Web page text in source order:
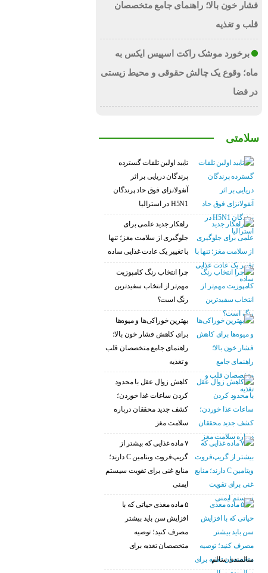
فشار خون بالا؛ راهنمای جامع متخصصان
قلب و تغذیه
برخورد موشک راکت اسپیس ایکس به
ماه؛ وقوع یک چالش حقوقی و محیط زیستی
در فضا
سلامتی
تایید اولین تلفات گسترده
پرندگان دریایی بر اثر
آنفولانزای فوق حاد پرندگان
H5N1 در استرالیا
راهکار جدید علمی برای
جلوگیری از سلامت مغز؛ تنها
با تغییر یک عادت غذایی ساده
چرا انتخاب رنگ کامپوزیت
مهم‌تر از انتخاب سفیدترین
رنگ است؟
بهترین خوراکی‌ها و میوه‌ها
برای کاهش فشار خون بالا؛
راهنمای جامع متخصصان قلب
و تغذیه
کاهش زوال عقل با محدود
کردن ساعات غذا خوردن؛
کشف جدید محققان درباره
سلامت مغز
۷ ماده غذایی که بیشتر از
گریپ‌فروت ویتامین C دارند؛
منابع غنی برای تقویت سیستم
ایمنی
۵ ماده مغذی حیاتی که با
افزایش سن باید بیشتر
مصرف کنید؛ توصیه
متخصصان تغذیه برای
سالمندی سالم